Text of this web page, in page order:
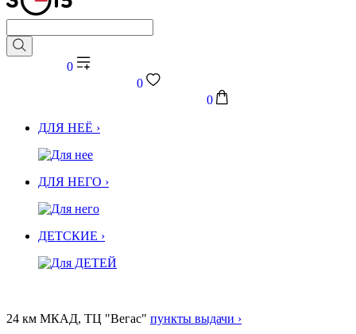
0
0
0
ДЛЯ НЕЁ ›
ДЛЯ НЕГО ›
ДЕТСКИЕ ›
24 км МКАД, ТЦ "Вегас" пункты выдачи ›